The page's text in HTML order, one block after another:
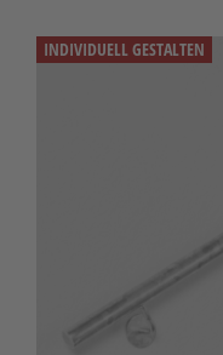
INDIVIDUELL GESTALTEN